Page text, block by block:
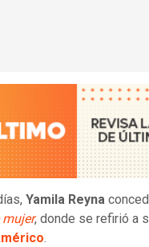
Yamila Reyna
mujer, donde se refirió a
.